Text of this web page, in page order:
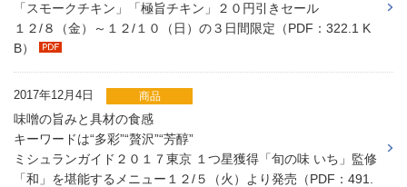
「スモークチキン」「極旨チキン」２０円引きセール
１２/８（金）～１２/１０（日）の３日間限定（PDF：322.1 K
B）
2017年12月4日 商品
味噌の旨みと具材の食感
キーワードは“多彩”“贅沢”“芳醇”
ミシュランガイド２０１７東京 １つ星獲得「旬の味 いち」監修
「和」を堪能するメニュー１２/５（火）より発売（PDF：491.